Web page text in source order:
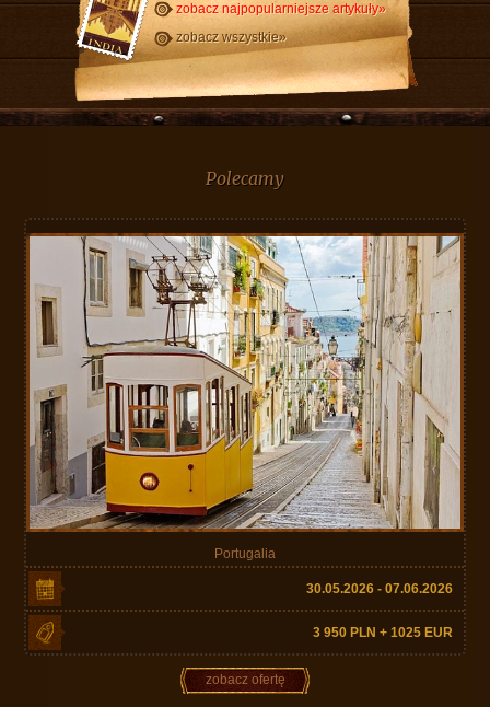
zobacz najpopularniejsze artykuły»
zobacz wszystkie»
Polecamy
Portugalia
30.05.2026 - 07.06.2026
3 950 PLN + 1025 EUR
zobacz ofertę